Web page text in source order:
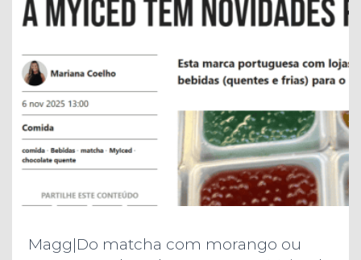
Magg|Do matcha com morango ou